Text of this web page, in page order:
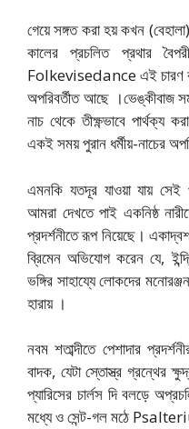
গেয়ে সঙ্গত করা হয় কখন
কালের প্রচলিত প্রথার
Folkevisedance এই চারণ
অপরিবর্তীত আছে ।ভেঙ্কীবাজ
নাচ থেকে তীক্ষ্ণভাবে পার্থক্য
একই সময় পুরান ধর্মীয়-নাচের
এমনকি যতদূর যাওয়া যায় সেই
আমরা দেখতে পাই একনিষ্ঠ
প্রদর্শনীতে রূপ নিয়েছে।
ব্রিমেন অভিযোগ করেন যে,
ভঙ্গির সাহায্যে লোকদের
হারায় ।
নবম শতাব্দীতে পেশাদার
বাদক, যেটা স্তোস্ত্র গ্রন্থের
প্যারিসের চার্লস দি বলড়ে
মধ্যে ও সেন্ট-গল মঠে